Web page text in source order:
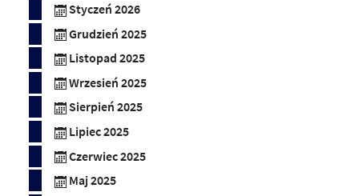
Styczeń 2026
Grudzień 2025
Listopad 2025
Wrzesień 2025
Sierpień 2025
Lipiec 2025
Czerwiec 2025
Maj 2025